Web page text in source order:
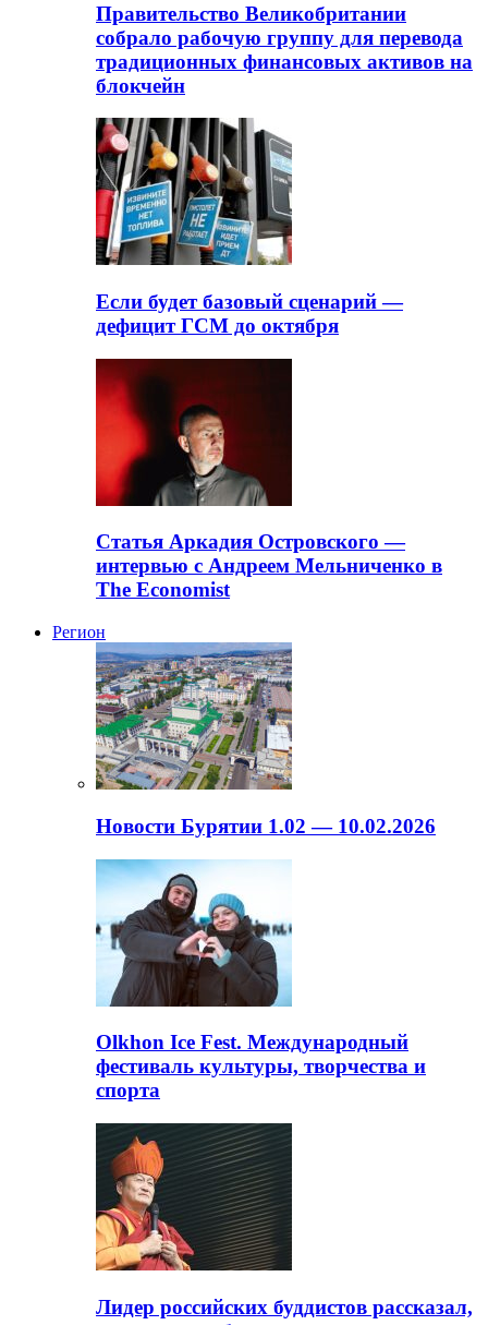
Правительство Великобритании
собрало рабочую группу для перевода
традиционных финансовых активов на
блокчейн
Если будет базовый сценарий —
дефицит ГСМ до октября
Статья Аркадия Островского —
интервью с Андреем Мельниченко в
The Economist
Регион
Новости Бурятии 1.02 — 10.02.2026
Olkhon Ice Fest. Международный
фестиваль культуры, творчества и
спорта
Лидер российских буддистов рассказал,